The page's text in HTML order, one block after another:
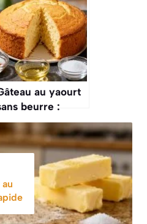
au yaourt
beurre :
facile et